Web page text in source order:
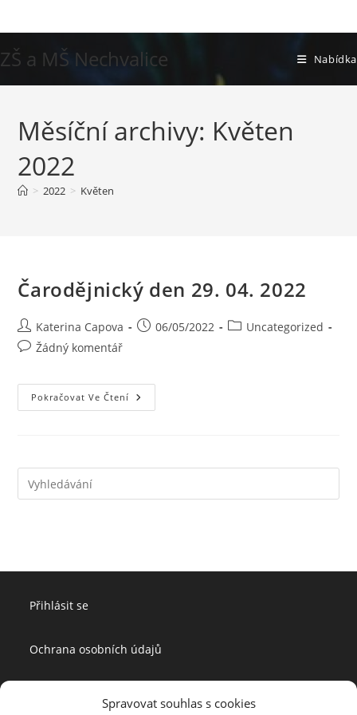
Spravovat souhlas s cookies
k
obsahu
ZŠ a MŠ Nechvalice Nabídka
Měsíční archivy: Květen
2022
> 2022 > Květen
Čarodějnický den 29. 04. 2022
Autor
příspěvku
Katerina Capova
Příspěvek
06/05/2022
RubrikyUncategorized
Komentáře
příspěvku
Žádný komentář
Pokračovat Ve Čtení Čarodějnický
Den
Přihlásit se
Ochrana osobních údajů